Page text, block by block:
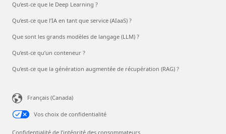
Qu’est-ce que le Deep Learning ?
Qu’est-ce que l’IA en tant que service (AIaaS) ?
Que sont les grands modèles de langage (LLM) ?
Qu’est-ce qu’un conteneur ?
Qu’est-ce que la génération augmentée de récupération (RAG) ?
Français (Canada)
Vos choix de confidentialité
Confidentialité de l’intégrité des consommateurs